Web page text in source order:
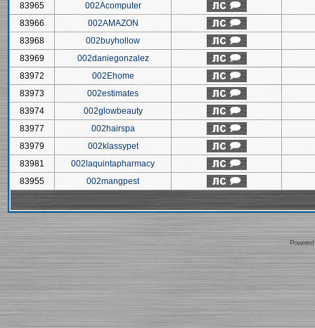
83965
002Acomputer
83966
002AMAZON
83968
002buyhollow
83969
002daniegonzalez
83972
002Ehome
83973
002estimates
83974
002glowbeauty
83977
002hairspa
83979
002klassypet
83981
002laquintapharmacy
83955
002mangpest